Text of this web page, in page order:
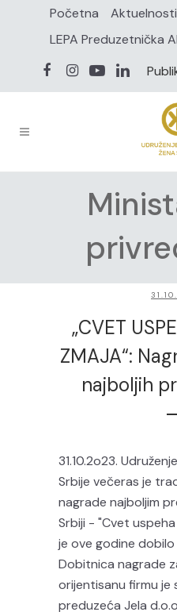
Početna Aktuelnosti
LEPA Preduzetnička
„CVET
ZMAJA“:
najboljih
31.10.2o23.
Srbije večeras je
nagrade najboljim
Srbiji - "Cvet
je ove godine
Dobitnica nagrade
orijentisanu firmu je
preduzeća Jela